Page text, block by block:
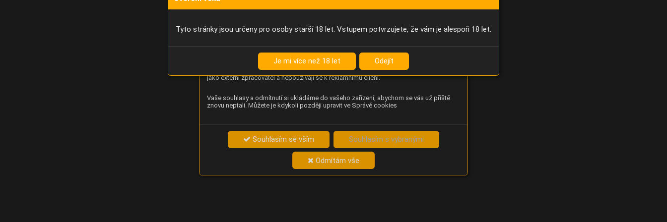
Analýza chování návštěvníků na webu (pohyb kurzoru, kliknutí, procházení
stránek a heatmapy), která provozovateli e-shopu Betelné škopek pomáhá
zlepšovat obsah a použitelnost. Data zpracovává služba Contentsquare
jako externí zpracovatel a nepoužívají se k reklamnímu cílení.
Vaše souhlasy a odmítnutí si ukládáme do vašeho zařízení, abychom se vás už příště
znovu neptali. Můžete je kdykoli později upravit ve Správě cookies
Souhlasím se vším Souhlasím s vybranými
Odmítám vše
Tyto stránky jsou určeny pro osoby starší 18 let. Vstupem potvrzujete, že vám je alespoň 18 let.
Je mi více než 18 let Odejít